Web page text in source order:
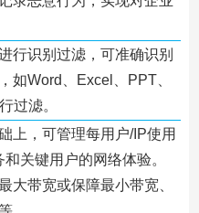
行识别过滤，可准确识别
如Word、Excel、PPT、
过滤。
上，可管理每用户/IP使用
关键用户的网络体验。
大带宽或保障最小带宽、